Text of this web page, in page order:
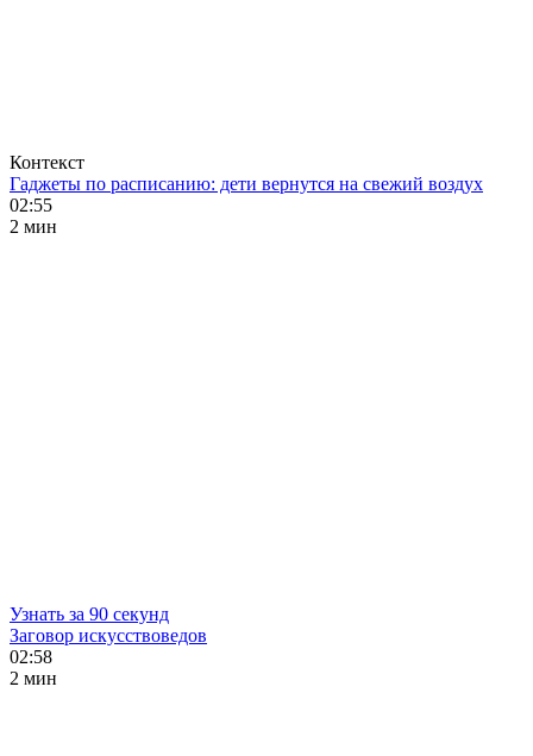
Контекст
Гаджеты по расписанию: дети вернутся на свежий воздух
02:55
2 мин
Узнать за 90 секунд
Заговор искусствоведов
02:58
2 мин